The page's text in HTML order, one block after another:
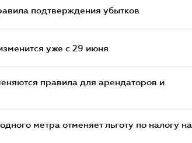
подтверждения убытков
уже с 29 июня
правила для арендаторов и
метра отменяет льготу по налогу на